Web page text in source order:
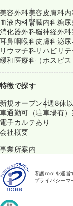
美容外科美容皮膚科内
血液内科腎臓内科糖
消化器外科脳神経外科
耳鼻咽喉科皮膚科泌尿
リウマチ科リハビリ
緩和医療科（ホスピス
特徴で探す
新規オープン4週8休
車通勤可（駐車場有）
電子カルテあり
会社概要
事業所案内
看護roo!を運営
プライバシーマ